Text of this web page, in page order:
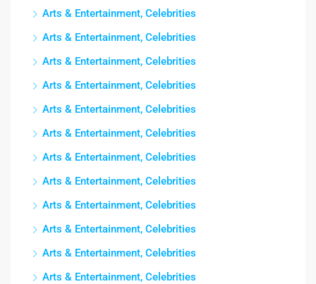
Arts & Entertainment, Celebrities
Arts & Entertainment, Celebrities
Arts & Entertainment, Celebrities
Arts & Entertainment, Celebrities
Arts & Entertainment, Celebrities
Arts & Entertainment, Celebrities
Arts & Entertainment, Celebrities
Arts & Entertainment, Celebrities
Arts & Entertainment, Celebrities
Arts & Entertainment, Celebrities
Arts & Entertainment, Celebrities
Arts & Entertainment, Celebrities